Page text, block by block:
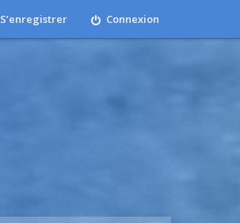
Connexion
S’enregistrer